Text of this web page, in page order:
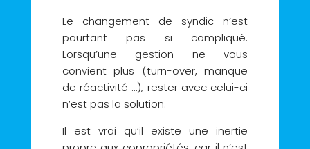
Le changement de syndic n’est
pourtant pas si compliqué.
Lorsqu’une gestion ne vous
convient plus (turn-over, manque
de réactivité …), rester avec celui-ci
n’est pas la solution.
Il est vrai qu’il existe une inertie